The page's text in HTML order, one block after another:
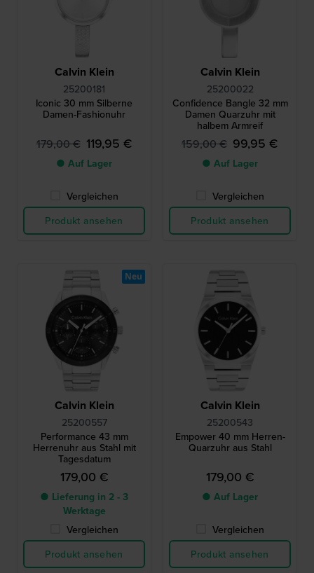
Calvin Klein
25200181
Iconic 30 mm Silberne
Damen-Fashionuhr
179,00 € 119,95 €
● Auf Lager
Vergleichen
Produkt ansehen
Calvin Klein
25200022
Confidence Bangle 32 mm
Damen Quarzuhr mit
halbem Armreif
159,00 € 99,95 €
● Auf Lager
Vergleichen
Produkt ansehen
Calvin Klein
25200557
Performance 43 mm
Herrenuhr aus Stahl mit
Tagesdatum
179,00 €
● Lieferung in 2 - 3
Werktage
Vergleichen
Produkt ansehen
Neu
Calvin Klein
25200543
Empower 40 mm Herren-
Quarzuhr aus Stahl
179,00 €
● Auf Lager
Vergleichen
Produkt ansehen